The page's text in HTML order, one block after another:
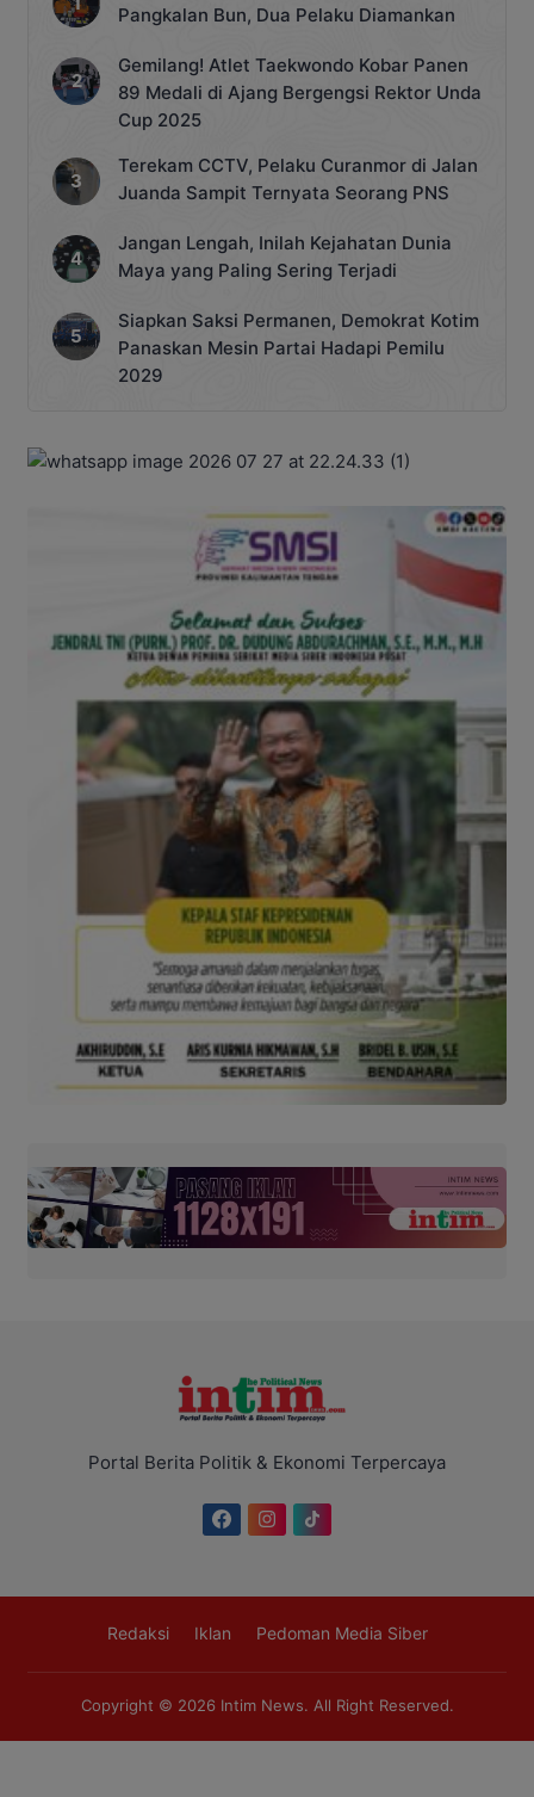
Pangkalan Bun, Dua Pelaku Diamankan
Gemilang! Atlet Taekwondo Kobar Panen
89 Medali di Ajang Bergengsi Rektor Unda
Cup 2025
Terekam CCTV, Pelaku Curanmor di Jalan
Juanda Sampit Ternyata Seorang PNS
Jangan Lengah, Inilah Kejahatan Dunia
Maya yang Paling Sering Terjadi
Siapkan Saksi Permanen, Demokrat Kotim
Panaskan Mesin Partai Hadapi Pemilu
2029
Portal Berita Politik & Ekonomi Terpercaya
Redaksi Iklan Pedoman Media Siber
Copyright © 2026 Intim News. All Right Reserved.